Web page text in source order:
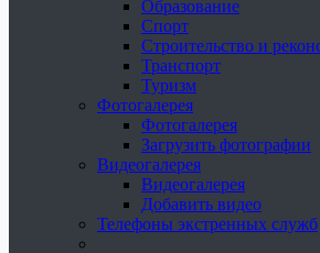
Образование
Спорт
Строительство и
Транспорт
Туризм
Фотогалерея
Фотогалерея
Загрузить фотографии
Видеогалерея
Видеогалерея
Добавить видео
Телефоны экстренных служб